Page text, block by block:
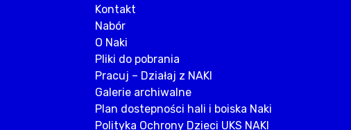
Kontakt
Nabór
O Naki
Pliki do pobrania
Pracuj – Działaj z NAKI
Galerie archiwalne
Plan dostepności hali i boiska Naki
Polityka Ochrony Dzieci UKS NAKI